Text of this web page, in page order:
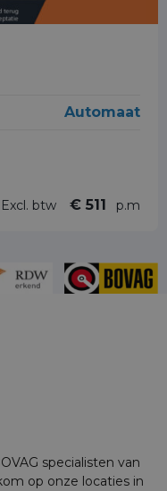
Automaat
Excl. btw € 511 p.m
specialisten van
op onze locaties in